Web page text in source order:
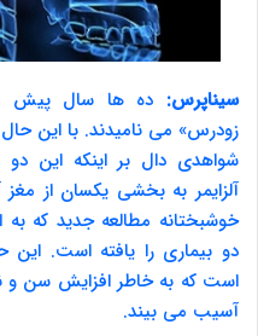
سیناپرس: ده ها سال پیش
زودرس» می نامیدند. با این
شواهدی دال بر اینکه این
آلزایمر به بخشی یکسان از
خوشبختانه مطالعه جدید که به
دو بیماری را یافته است.
است که به خاطر افزایش سن و
آسیب می بیند.